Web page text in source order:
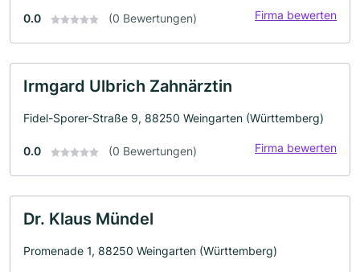
0.0 (0 Bewertungen) Firma bewerten
Irmgard Ulbrich Zahnärztin
Fidel-Sporer-Straße 9, 88250 Weingarten (Württemberg)
0.0 (0 Bewertungen) Firma bewerten
Dr. Klaus Mündel
Promenade 1, 88250 Weingarten (Württemberg)